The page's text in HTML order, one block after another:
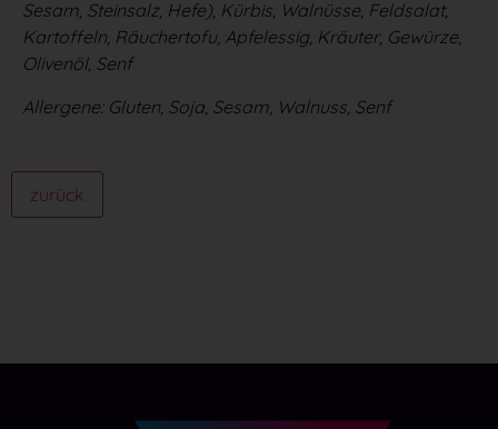
Sesam, Steinsalz, Hefe), Kürbis, Walnüsse, Feldsalat,
Kartoffeln, Räuchertofu, Apfelessig, Kräuter, Gewürze,
Olivenöl, Senf
Allergene: Gluten, Soja, Sesam, Walnuss, Senf